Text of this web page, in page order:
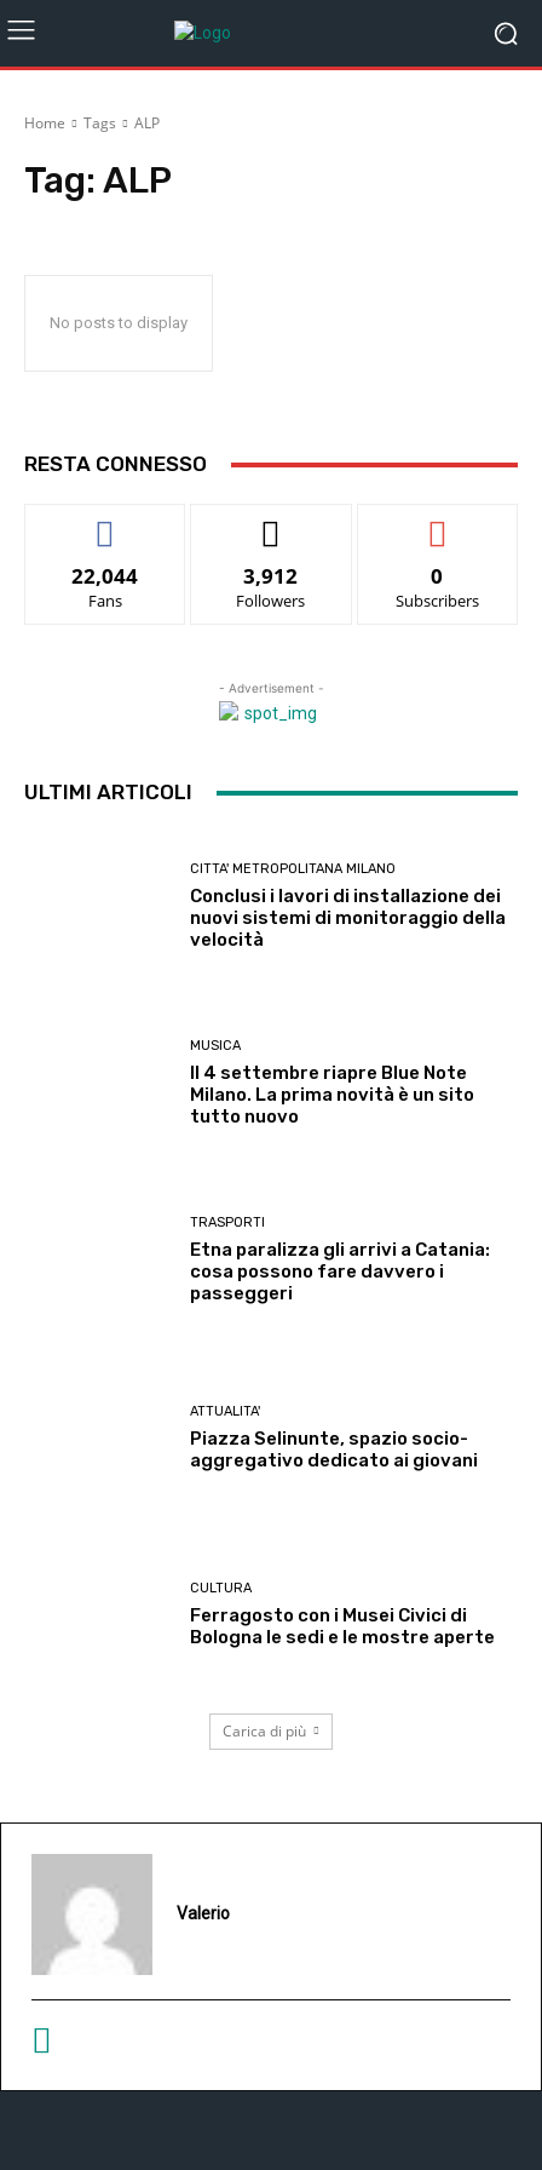
Home Tags ALP
Tag: ALP
No posts to display
RESTA CONNESSO
22,044
Fans
3,912
Followers
0
Subscribers
- Advertisement -
ULTIMI ARTICOLI
CITTA' METROPOLITANA MILANO
Conclusi i lavori di installazione dei
nuovi sistemi di monitoraggio della
velocità
MUSICA
Il 4 settembre riapre Blue Note
Milano. La prima novità è un sito
tutto nuovo
TRASPORTI
Etna paralizza gli arrivi a Catania:
cosa possono fare davvero i
passeggeri
ATTUALITA'
Piazza Selinunte, spazio socio-
aggregativo dedicato ai giovani
CULTURA
Ferragosto con i Musei Civici di
Bologna le sedi e le mostre aperte
Carica di più
Valerio